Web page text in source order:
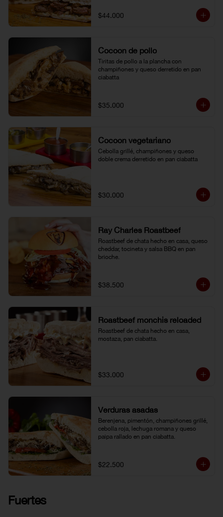
$44.000
Cocoon de pollo
Tiritas de pollo a la plancha con
champiñones y queso derretido en pan
ciabatta
$35.000
Cocoon vegetariano
Cebolla grillé, champiñones y queso
doble crema derretido en pan ciabatta
$30.000
Ray Charles Roastbeef
Roastbeef de chata hecho en casa, queso
cheddar, tocineta y salsa BBQ en pan
brioche.
$38.500
Roastbeef monchis reloaded
Roastbeef de chata hecho en casa,
mostaza, pan ciabatta.
$33.000
Verduras asadas
Berenjena, pimentón, champiñones grillé,
cebolla roja, lechuga romana y queso
paipa rallado en pan ciabatta.
$22.500
Fuertes